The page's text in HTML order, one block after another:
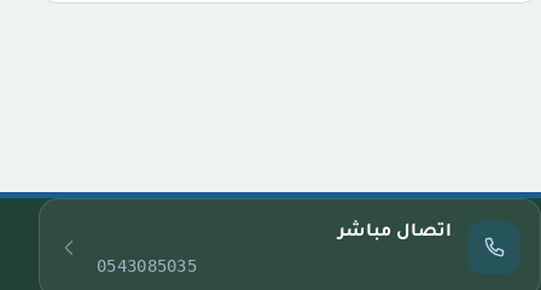
اتصال مباشر
0543085035